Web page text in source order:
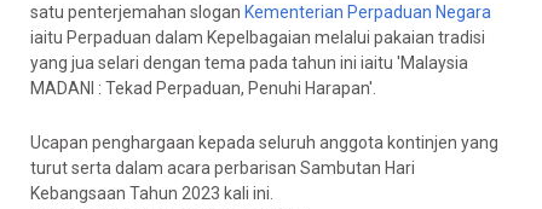
satu penterjemahan slogan Kementerian Perpaduan Negara
iaitu Perpaduan dalam Kepelbagaian melalui pakaian tradisi
yang jua selari dengan tema pada tahun ini iaitu 'Malaysia
MADANI : Tekad Perpaduan, Penuhi Harapan'.
Ucapan penghargaan kepada seluruh anggota kontinjen yang
turut serta dalam acara perbarisan Sambutan Hari
Kebangsaan Tahun 2023 kali ini.